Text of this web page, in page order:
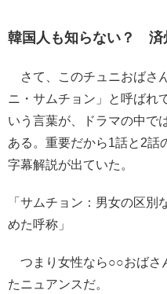
韓国人も知らない？ 済
さて、このチュニおばさ
ニ・サムチョン」と呼ばれ
いう言葉が、ドラマの中で
ある。重要だから1話と2話
字幕解説が出ていた。
「サムチョン：男女の区別
めた呼称」
つまり女性なら○○おばさ
たニュアンスだ。